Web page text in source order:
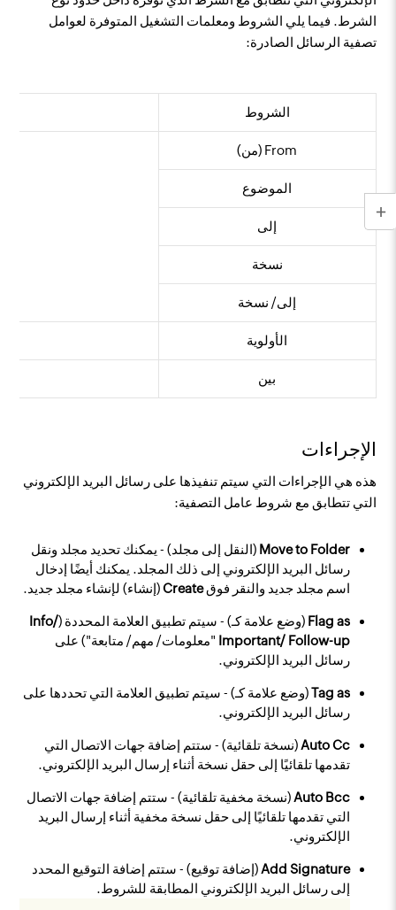
الشرط. فيما يلي الشروط ومعلمات التشغيل المتوفرة لعوامل
تصفية الرسائل الصادرة:
الشروط
From (من)
الموضوع
إلى
نسخة
إلى/ نسخة
الأولوية
بين
الإجراءات
هذه هي الإجراءات التي سيتم تنفيذها على رسائل البريد الإلكتروني
التي تتطابق مع شروط عامل التصفية:
Move to Folder (النقل إلى مجلد) - يمكنك تحديد مجلد ونقل
رسائل البريد الإلكتروني إلى ذلك المجلد. يمكنك أيضًا إدخال
اسم مجلد جديد والنقر فوقCreate(إنشاء) لإنشاء مجلد جديد.
Flag as (وضع علامة كـ) - سيتم تطبيق العلامة المحددة (Info/
Important/ Follow-up "معلومات/ مهم/ متابعة") على
رسائل البريد الإلكتروني.
Tag as(وضع علامة كـ) - سيتم تطبيق العلامة التي تحددها على
رسائل البريد الإلكتروني.
Auto Cc(نسخة تلقائية) - ستتم إضافة جهات الاتصال التي
تقدمها تلقائيًا إلى حقل نسخة أثناء إرسال البريد الإلكتروني.
Auto Bcc(نسخة مخفية تلقائية) - ستتم إضافة جهات الاتصال
التي تقدمها تلقائيًا إلى حقل نسخة مخفية أثناء إرسال البريد
الإلكتروني.
Add Signature(إضافة توقيع) - ستتم إضافة التوقيع المحدد
إلى رسائل البريد الإلكتروني المطابقة للشروط.